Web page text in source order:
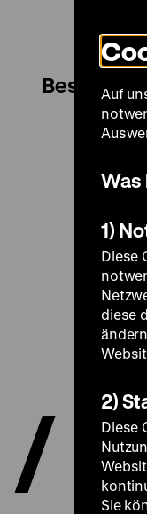
Besuch
/
Auf
Was
1)
Diese
diese
2)
Diese
Sie